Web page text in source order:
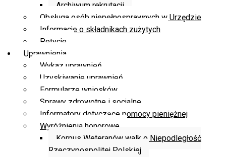
Archiwum rekrutacji
Obsługa osób niepełnosprawnych w Urzędzie
Informacje o składnikach zużytych
Petycje
Uprawnienia
Wykaz uprawnień
Uzyskiwanie uprawnień
Formularze wniosków
Sprawy zdrowotne i socjalne
Informatory dotyczące pomocy pieniężnej
Wyróżnienia honorowe
Korpus Weteranów walk o Niepodległość
Rzeczypospolitej Polskiej